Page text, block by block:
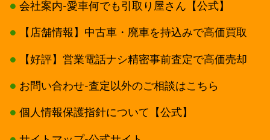
会社案内-愛車何でも引取り屋さん【公式】
【店舗情報】中古車・廃車を持込みで高価買取
【好評】営業電話ナシ精密事前査定で高価売却
お問い合わせ-査定以外のご相談はこちら
個人情報保護指針について【公式】